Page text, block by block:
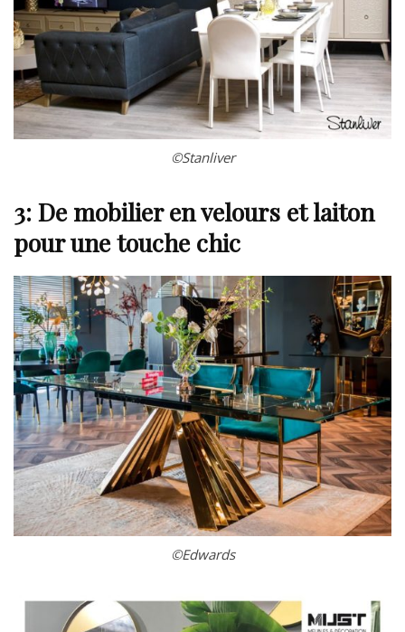
©Stanliver
3: De mobilier en velours et laiton
pour une touche chic
©Edwards